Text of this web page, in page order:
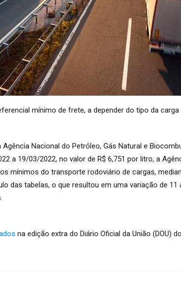
mínimo de frete, a depender do tipo da
Nacional do Petróleo, Gás Natural e
a 19/03/2022, no valor de R$ 6,751 por litro, a
mínimos do transporte rodoviário de cargas,
das tabelas, o que resultou em uma variação de
na edição extra do Diário Oficial da União (DOU)